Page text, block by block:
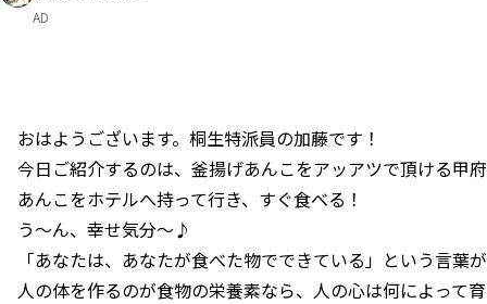
AD
おはようございます。桐生特派員の加藤です！
今日ご紹介するのは、釜揚げあんこをアッアツで頂ける甲
あんこをホテルへ持って行き、すぐ食べる！
う〜ん、幸せ気分〜♪
「あなたは、あなたが食べた物でできている」という言葉
人の体を作るのが食物の栄養素なら、人の心は何によって